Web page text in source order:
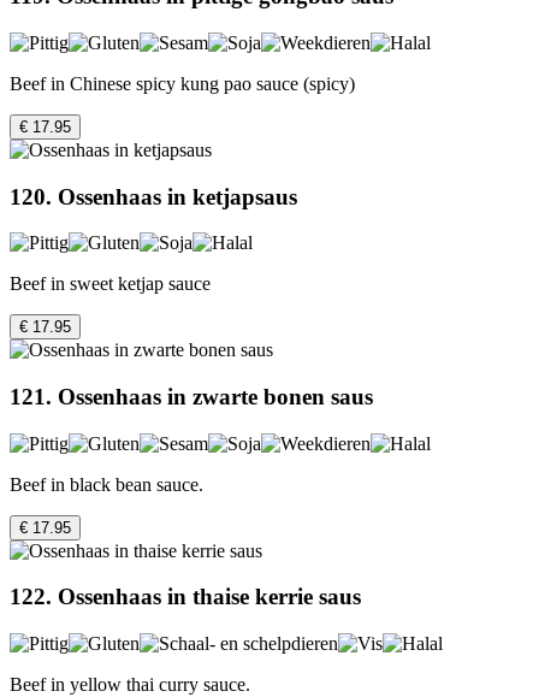
Beef in Chinese spicy kung pao sauce (spicy)
€ 17.95
120. Ossenhaas in ketjapsaus
Beef in sweet ketjap sauce
€ 17.95
121. Ossenhaas in zwarte bonen saus
Beef in black bean sauce.
€ 17.95
122. Ossenhaas in thaise kerrie saus
Beef in yellow thai curry sauce.